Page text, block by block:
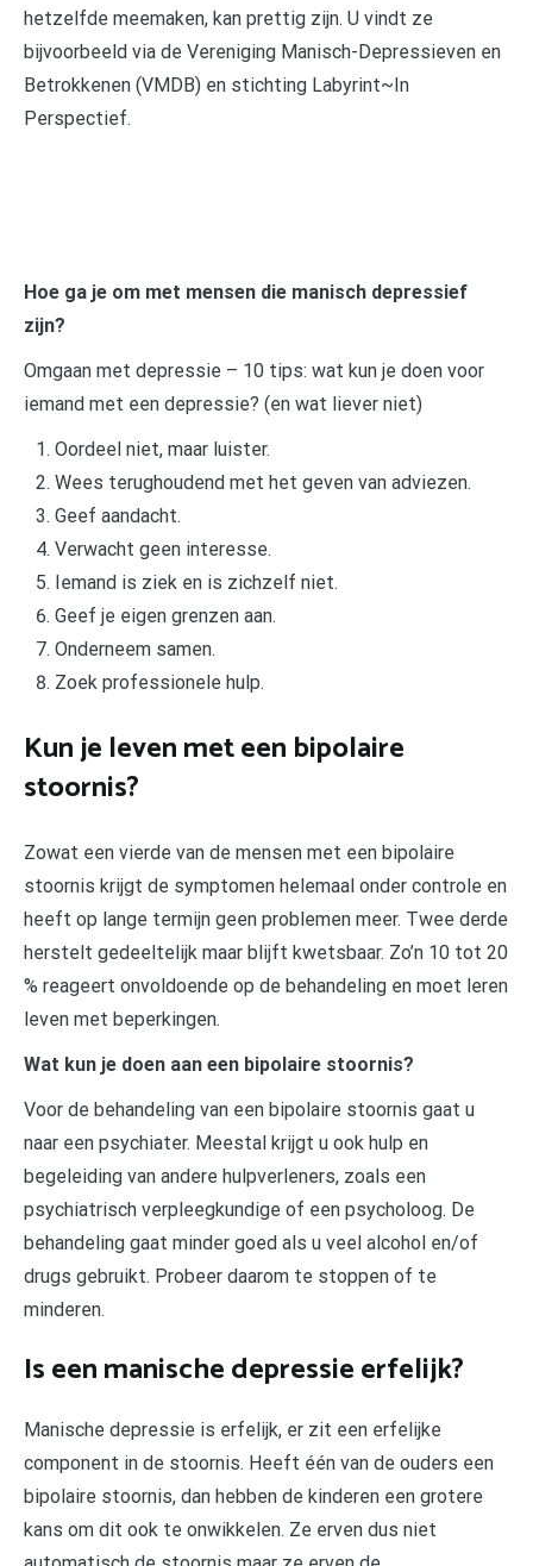
hetzelfde meemaken, kan prettig zijn. U vindt ze
bijvoorbeeld via de Vereniging Manisch-Depressieven en
Betrokkenen (VMDB) en stichting Labyrint~In
Perspectief.
Hoe ga je om met mensen die manisch depressief
zijn?
Omgaan met depressie – 10 tips: wat kun je doen voor
iemand met een depressie? (en wat liever niet)
Oordeel niet, maar luister.
Wees terughoudend met het geven van adviezen.
Geef aandacht.
Verwacht geen interesse.
Iemand is ziek en is zichzelf niet.
Geef je eigen grenzen aan.
Onderneem samen.
Zoek professionele hulp.
Kun je leven met een bipolaire
stoornis?
Zowat een vierde van de mensen met een bipolaire
stoornis krijgt de symptomen helemaal onder controle en
heeft op lange termijn geen problemen meer. Twee derde
herstelt gedeeltelijk maar blijft kwetsbaar. Zo’n 10 tot 20
% reageert onvoldoende op de behandeling en moet leren
leven met beperkingen.
Wat kun je doen aan een bipolaire stoornis?
Voor de behandeling van een bipolaire stoornis gaat u
naar een psychiater. Meestal krijgt u ook hulp en
begeleiding van andere hulpverleners, zoals een
psychiatrisch verpleegkundige of een psycholoog. De
behandeling gaat minder goed als u veel alcohol en/of
drugs gebruikt. Probeer daarom te stoppen of te
minderen.
Is een manische depressie erfelijk?
Manische depressie is erfelijk, er zit een erfelijke
component in de stoornis. Heeft één van de ouders een
bipolaire stoornis, dan hebben de kinderen een grotere
kans om dit ook te onwikkelen. Ze erven dus niet